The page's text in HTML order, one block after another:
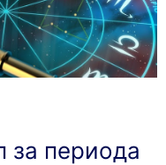
за периода